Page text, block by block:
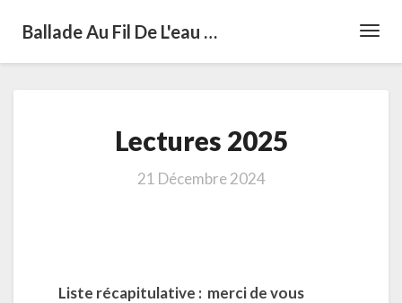
Ballade Au Fil De L'eau …
2025
Lectures 2025
21 Décembre 2024
Liste récapitulative : merci de vous